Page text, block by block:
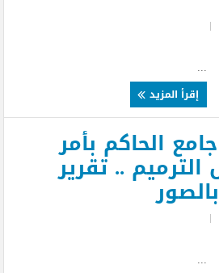
|
إقرأ المزيد
الحاكم بأمر
الترميم .. تقرير
|